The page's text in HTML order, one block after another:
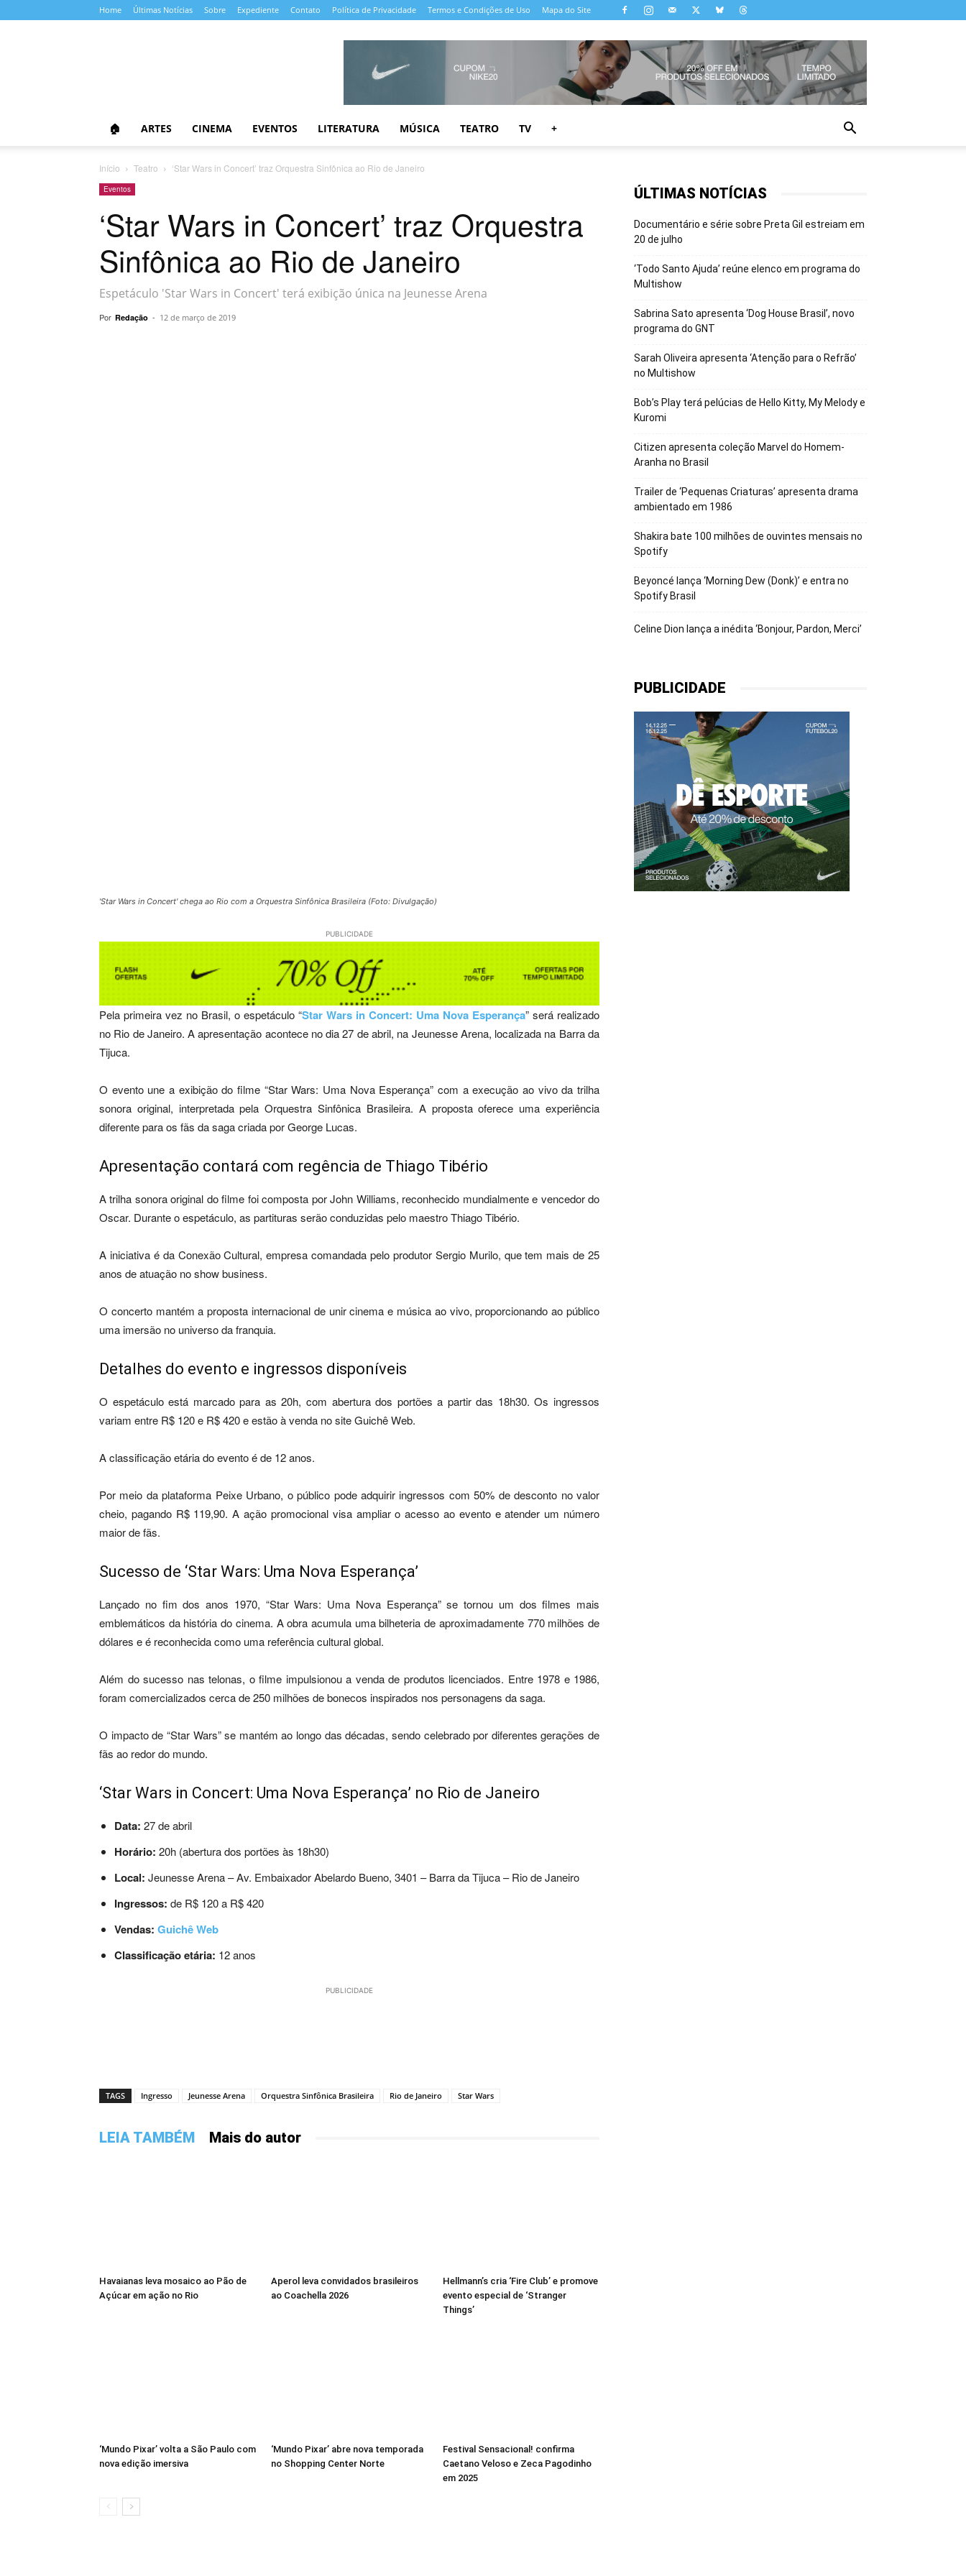
Home Últimas Notícias Sobre Expediente Contato Política de Privacidade Termos e Condições de Uso Mapa do Site
🏠 ARTES CINEMA EVENTOS LITERATURA MÚSICA TEATRO TV +
Início Teatro ‘Star Wars in Concert’ traz Orquestra Sinfônica ao Rio de Janeiro
Eventos
‘Star Wars in Concert’ traz Orquestra
Sinfônica ao Rio de Janeiro
Espetáculo 'Star Wars in Concert' terá exibição única na Jeunesse Arena
Por Redação - 12 de março de 2019
'Star Wars in Concert' chega ao Rio com a Orquestra Sinfônica Brasileira (Foto: Divulgação)
PUBLICIDADE
Pela primeira vez no Brasil, o espetáculo “Star Wars in Concert: Uma Nova Esperança” será realizado
no Rio de Janeiro. A apresentação acontece no dia 27 de abril, na Jeunesse Arena, localizada na Barra da
Tijuca.
O evento une a exibição do filme “Star Wars: Uma Nova Esperança” com a execução ao vivo da trilha
sonora original, interpretada pela Orquestra Sinfônica Brasileira. A proposta oferece uma experiência
diferente para os fãs da saga criada por George Lucas.
Apresentação contará com regência de Thiago Tibério
A trilha sonora original do filme foi composta por John Williams, reconhecido mundialmente e vencedor do
Oscar. Durante o espetáculo, as partituras serão conduzidas pelo maestro Thiago Tibério.
A iniciativa é da Conexão Cultural, empresa comandada pelo produtor Sergio Murilo, que tem mais de 25
anos de atuação no show business.
O concerto mantém a proposta internacional de unir cinema e música ao vivo, proporcionando ao público
uma imersão no universo da franquia.
Detalhes do evento e ingressos disponíveis
O espetáculo está marcado para as 20h, com abertura dos portões a partir das 18h30. Os ingressos
variam entre R$ 120 e R$ 420 e estão à venda no site Guichê Web.
A classificação etária do evento é de 12 anos.
Por meio da plataforma Peixe Urbano, o público pode adquirir ingressos com 50% de desconto no valor
cheio, pagando R$ 119,90. A ação promocional visa ampliar o acesso ao evento e atender um número
maior de fãs.
Sucesso de ‘Star Wars: Uma Nova Esperança’
Lançado no fim dos anos 1970, “Star Wars: Uma Nova Esperança” se tornou um dos filmes mais
emblemáticos da história do cinema. A obra acumula uma bilheteria de aproximadamente 770 milhões de
dólares e é reconhecida como uma referência cultural global.
Além do sucesso nas telonas, o filme impulsionou a venda de produtos licenciados. Entre 1978 e 1986,
foram comercializados cerca de 250 milhões de bonecos inspirados nos personagens da saga.
O impacto de “Star Wars” se mantém ao longo das décadas, sendo celebrado por diferentes gerações de
fãs ao redor do mundo.
‘Star Wars in Concert: Uma Nova Esperança’ no Rio de Janeiro
Data: 27 de abril
Horário: 20h (abertura dos portões às 18h30)
Local: Jeunesse Arena – Av. Embaixador Abelardo Bueno, 3401 – Barra da Tijuca – Rio de Janeiro
Ingressos: de R$ 120 a R$ 420
Vendas: Guichê Web
Classificação etária: 12 anos
PUBLICIDADE
TAGS Ingresso Jeunesse Arena Orquestra Sinfônica Brasileira Rio de Janeiro Star Wars
LEIA TAMBÉM Mais do autor
Havaianas leva mosaico ao Pão de
Açúcar em ação no Rio
Aperol leva convidados brasileiros
ao Coachella 2026
Hellmann’s cria ‘Fire Club’ e promove
evento especial de ‘Stranger
Things’
‘Mundo Pixar’ volta a São Paulo com
nova edição imersiva
‘Mundo Pixar’ abre nova temporada
no Shopping Center Norte
Festival Sensacional! confirma
Caetano Veloso e Zeca Pagodinho
em 2025
ÚLTIMAS NOTÍCIAS
Documentário e série sobre Preta Gil estreiam em
20 de julho
‘Todo Santo Ajuda’ reúne elenco em programa do
Multishow
Sabrina Sato apresenta ‘Dog House Brasil’, novo
programa do GNT
Sarah Oliveira apresenta ‘Atenção para o Refrão’
no Multishow
Bob’s Play terá pelúcias de Hello Kitty, My Melody e
Kuromi
Citizen apresenta coleção Marvel do Homem-
Aranha no Brasil
Trailer de ‘Pequenas Criaturas’ apresenta drama
ambientado em 1986
Shakira bate 100 milhões de ouvintes mensais no
Spotify
Beyoncé lança ‘Morning Dew (Donk)’ e entra no
Spotify Brasil
Celine Dion lança a inédita ‘Bonjour, Pardon, Merci’
PUBLICIDADE